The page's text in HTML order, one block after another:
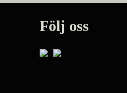
Följ oss